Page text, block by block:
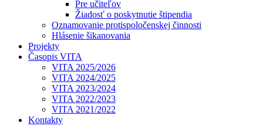
Pre učiteľov
Žiadosť o poskytnutie štipendia
Oznamovanie protispoločenskej činnosti
Hlásenie šikanovania
Projekty
Časopis VITA
VITA 2025/2026
VITA 2024/2025
VITA 2023/2024
VITA 2022/2023
VITA 2021/2022
Kontakty